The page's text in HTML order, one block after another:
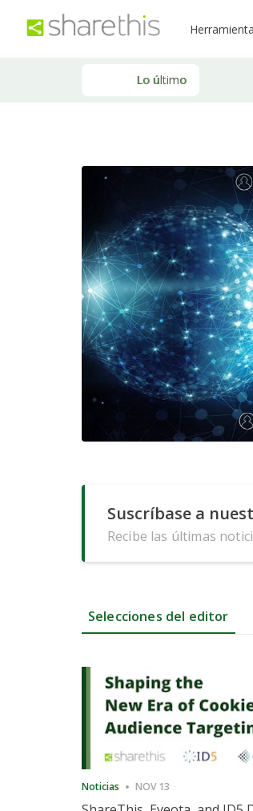
Lo último
Suscríbase a
Recibe las últimas
Selecciones del editor
Noticias NOV 13